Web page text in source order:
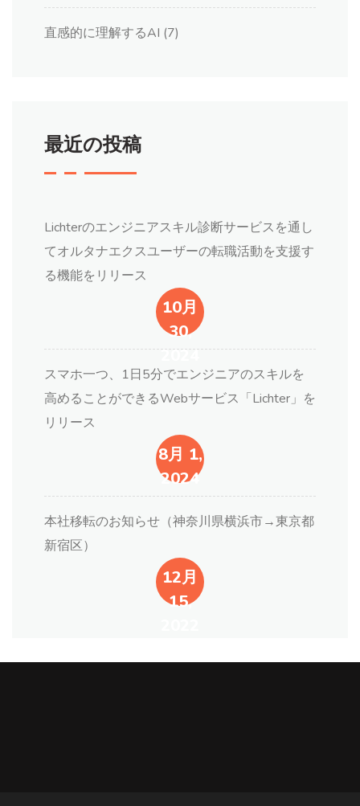
直感的に理解するAI (7)
最近の投稿
Lichterのエンジニアスキル診断サービスを通し
てオルタナエクスユーザーの転職活動を支援す
る機能をリリース
10月
30,
2024
スマホ一つ、1日5分でエンジニアのスキルを
高めることができるWebサービス「Lichter」を
リリース
8月 1,
2024
本社移転のお知らせ（神奈川県横浜市→東京都
新宿区）
12月
15,